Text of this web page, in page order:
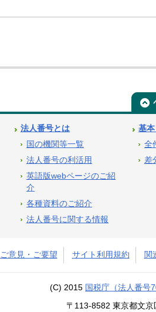
法人番号とは
国の機関等一覧
法人番号の利活用
英語版webページのご紹
介
各種資料のご紹介
法人番号に関する情報
基
全
差
ご意見・ご要望 サイト利用規約 関
(C) 2015 国税庁（法人番号
〒113-8582 東京都文